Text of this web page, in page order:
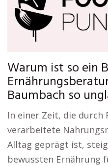
Warum ist so ein
Baumbach so
In einer Zeit, die
verarbeitete
Alltag geprägt ist,
bewussten Ernährung